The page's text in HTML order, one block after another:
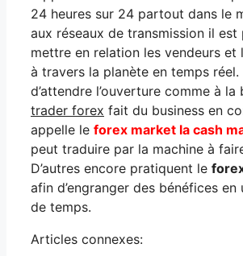
24 heures sur 24 partout dans le
aux réseaux de transmission il est
mettre en relation les vendeurs et
à travers la planète en temps réel.
d’attendre l’ouverture comme à la
trader forex fait du business en
appelle le forex market la cash
peut traduire par la machine à
D’autres encore pratiquent le
afin d’engranger des bénéfices en
de temps.
Articles connexes: